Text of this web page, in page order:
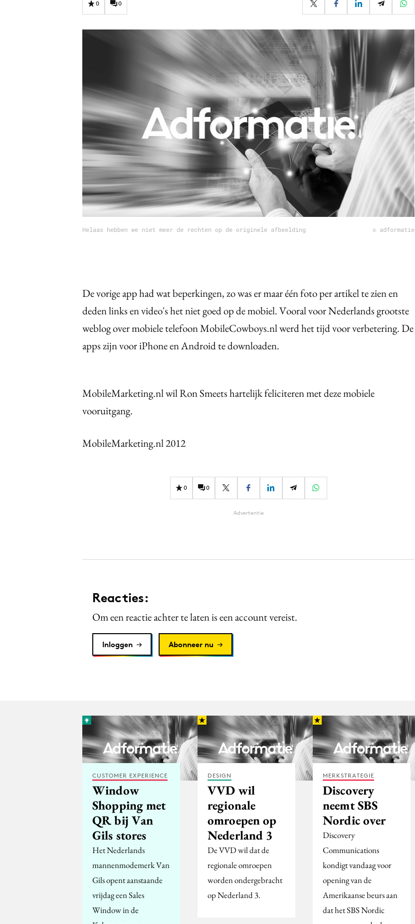
Influencer marketing
Interne communicatie
Martech
Purpose Marketing
Reputatie & crisis
0 0
Helaas hebben we niet meer de rechten op de originele afbeelding © adformatie
De vorige app had wat beperkingen, zo was er maar één foto per artikel te zien en
deden links en video's het niet goed op de mobiel. Vooral voor Nederlands grootste
weblog over mobiele telefoon MobileCowboys.nl werd het tijd voor verbetering. De
apps zijn voor iPhone en Android te downloaden.
MobileMarketing.nl wil Ron Smeets hartelijk feliciteren met deze mobiele
vooruitgang.
MobileMarketing.nl 2012
0 0
Advertentie
Reacties:
Om een reactie achter te laten is een account vereist.
Inloggen Abonneer nu
CUSTOMER EXPERIENCE
Window
Shopping met
QR bij Van
Gils stores
Het Nederlands
mannenmodemerk Van
Gils opent aanstaande
vrijdag een Sales
Window in de
DESIGN
VVD wil
regionale
omroepen op
Nederland 3
De VVD wil dat de
regionale omroepen
worden ondergebracht
op Nederland 3.
MERKSTRATEGIE
Discovery
neemt SBS
Nordic over
Discovery
Communications
kondigt vandaag voor
opening van de
Amerikaanse beurs aan
dat het SBS Nordic